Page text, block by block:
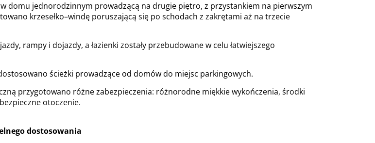
domu jednorodzinnym prowadzącą na drugie piętro, z przystankiem na pierwszym
krzesełko–windę poruszającą się po schodach z zakrętami aż na trzecie
rampy i dojazdy, a łazienki zostały przebudowane w celu łatwiejszego
ścieżki prowadzące od domów do miejsc parkingowych.
przygotowano różne zabezpieczenia: różnorodne miękkie wykończenia, środki
otoczenie.
dostosowania